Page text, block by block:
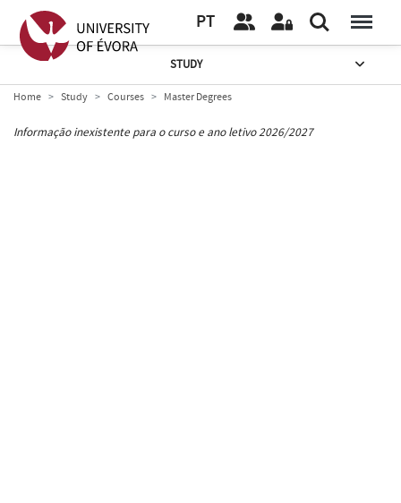
PT
STUDY
Home Study Courses Master Degrees
Informação inexistente para o curso e ano letivo 2026/2027